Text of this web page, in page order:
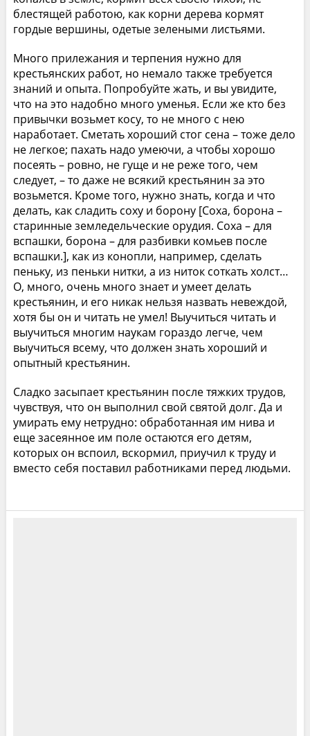
блестящей работою, как корни дерева кормят
гордые вершины, одетые зелеными листьями.
Много прилежания и терпения нужно для
крестьянских работ, но немало также требуется
знаний и опыта. Попробуйте жать, и вы увидите,
что на это надобно много уменья. Если же кто без
привычки возьмет косу, то не много с нею
наработает. Сметать хороший стог сена – тоже дело
не легкое; пахать надо умеючи, а чтобы хорошо
посеять – ровно, не гуще и не реже того, чем
следует, – то даже не всякий крестьянин за это
возьмется. Кроме того, нужно знать, когда и что
делать, как сладить соху и борону [Соха, борона –
старинные земледельческие орудия. Соха – для
вспашки, борона – для разбивки комьев после
вспашки.], как из конопли, например, сделать
пеньку, из пеньки нитки, а из ниток соткать холст…
О, много, очень много знает и умеет делать
крестьянин, и его никак нельзя назвать невеждой,
хотя бы он и читать не умел! Выучиться читать и
выучиться многим наукам гораздо легче, чем
выучиться всему, что должен знать хороший и
опытный крестьянин.
Сладко засыпает крестьянин после тяжких трудов,
чувствуя, что он выполнил свой святой долг. Да и
умирать ему нетрудно: обработанная им нива и
еще засеянное им поле остаются его детям,
которых он вспоил, вскормил, приучил к труду и
вместо себя поставил работниками перед людьми.